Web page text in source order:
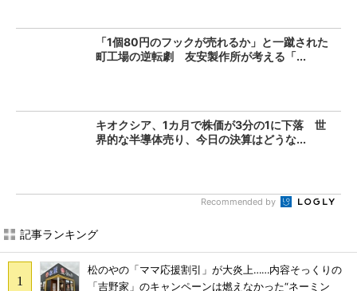
「1個80円のフックが売れるか」と一蹴された
町工場の逆転劇 友安製作所が考える「...
キオクシア、1カ月で株価が3分の1に下落 世
界的な半導体売り、今日の決算はどうな...
Recommended by
記事ランキング
松のやの「ママ応援割引」が大炎上……内容そっくりの
「吉野家」のキャンペーンは燃えなかった“ネーミン